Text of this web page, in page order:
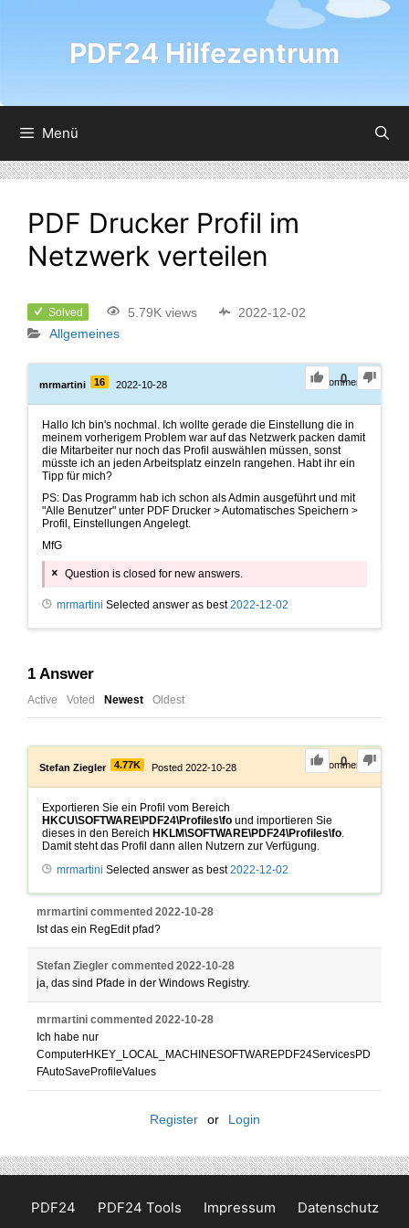
PDF24 Hilfezentrum
Menü
PDF Drucker Profil im
Netzwerk verteilen
Solved 5.79K views
2022-12-02
Allgemeines
0
mrmartini 16 2022-10-28 0Comments
Hallo Ich bin's nochmal. Ich wollte gerade die Einstellung die in
meinem vorherigem Problem war auf das Netzwerk packen damit
die Mitarbeiter nur noch das Profil auswählen müssen, sonst
müsste ich an jeden Arbeitsplatz einzeln rangehen. Habt ihr ein
Tipp für mich?
PS: Das Programm hab ich schon als Admin ausgeführt und mit
"Alle Benutzer" unter PDF Drucker > Automatisches Speichern >
Profil, Einstellungen Angelegt.
MfG
Question is closed for new answers.
mrmartini Selected answer as best2022-12-02
1 Answer
Active Voted Newest Oldest
0
Stefan Ziegler 4.77K Posted 2022-10-28 3Comments
Exportieren Sie ein Profil vom Bereich
HKCU\SOFTWARE\PDF24\Profiles\fo und importieren Sie
dieses in den Bereich HKLM\SOFTWARE\PDF24\Profiles\fo
Damit steht das Profil dann allen Nutzern zur Verfügung.
mrmartini Selected answer as best2022-12-02
mrmartini commented 2022-10-28
Ist das ein RegEdit pfad?
Stefan Ziegler commented 2022-10-28
ja, das sind Pfade in der Windows Registry.
mrmartini commented 2022-10-28
Ich habe nur
ComputerHKEY_LOCAL_MACHINESOFTWAREPDF24ServicesPD
FAutoSaveProfileValues
Register or Login
PDF24 PDF24 Tools Impressum Datenschutz